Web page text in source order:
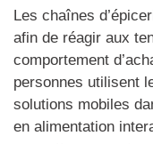
Les chaînes
afin de réagir aux
comportement
personnes utilisent
solutions mobiles
en alimentation